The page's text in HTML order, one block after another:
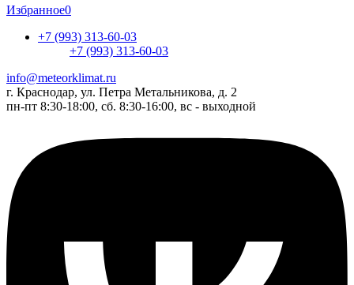
Избранное0
+7 (993) 313-60-03
+7 (993) 313-60-03
info@meteorklimat.ru
г. Краснодар, ул. Петра Метальникова, д. 2
пн-пт 8:30-18:00, сб. 8:30-16:00, вс - выходной